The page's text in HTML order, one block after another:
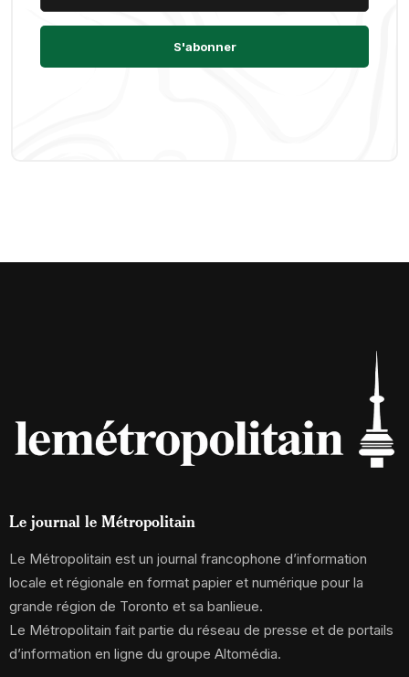
Le journal le Métropolitain
Le Métropolitain est un journal francophone d’information
locale et régionale en format papier et numérique pour la
grande région de Toronto et sa banlieue.
Le Métropolitain fait partie du réseau de presse et de portails
d’information en ligne du groupe Altomédia.